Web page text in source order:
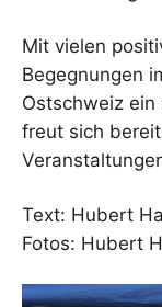
Mit vielen
Begegnungen
Ostschweiz
freut sich
Text: Hubert
Fotos: Hubert